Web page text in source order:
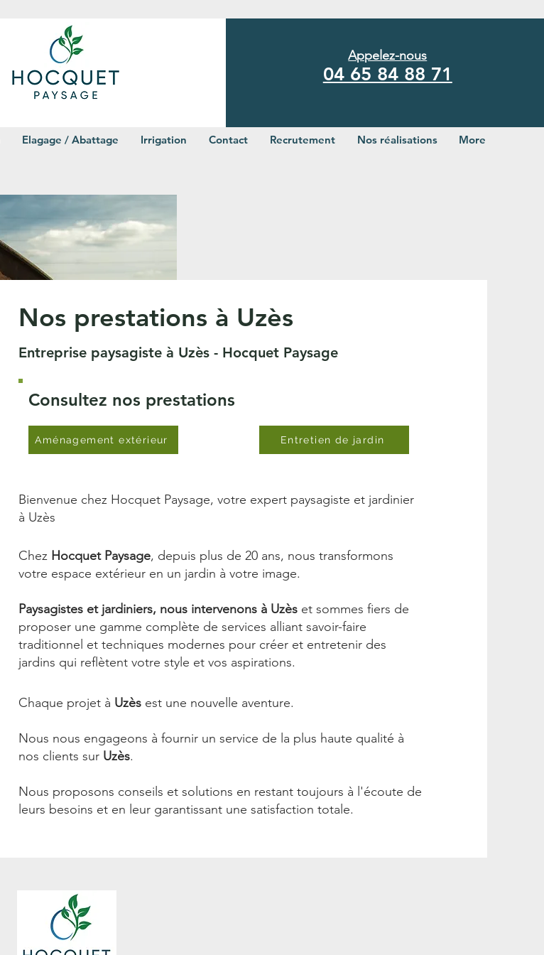
Appelez-nous
04 65 84 88 71
Elagage / Abattage Irrigation Contact Recrutement Nos réalisations More
Nos prestations à Uzès
Entreprise paysagiste à Uzès - Hocquet Paysage
Consultez nos prestations
Aménagement extérieur Entretien de jardin
Bienvenue chez Hocquet Paysage, votre expert paysagiste et jardinier
à Uzès
Chez Hocquet Paysage, depuis plus de 20 ans, nous transformons
votre espace extérieur en un jardin à votre image.
Paysagistes et jardiniers, nous intervenons à Uzèset sommes fiers de
proposer une gamme complète de services alliant savoir-faire
traditionnel et techniques modernes pour créer et entretenir des
jardins qui reflètent votre style et vos aspirations.
Chaque projet à Uzèsest une nouvelle aventure.
Nous nous engageons à fournir un service de la plus haute qualité à
nos clients sur Uzès.
Nous proposons conseils et solutions en restant toujours à l'écoute de
leurs besoins et en leur garantissant une satisfaction totale.